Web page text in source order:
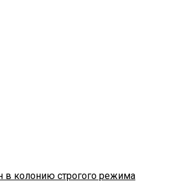
в колонию строгого режима